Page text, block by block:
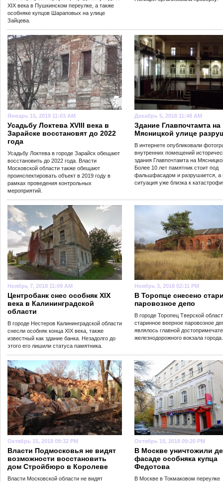
XIX века в Пушкинском переулке, а также
особняке купцов Шараповых на улице
Зайцева.
Январь 15, 2019 11:03 AM
Усадьбу Локтева XVIII века в
Зарайске восстановят до 2022
года
Усадьбу Локтева в городе Зарайск обещают
восстановить до 2022 года. Власти
Московской области также обещают
проинспектировать объект в 2019 году в
рамках проведения контрольных
мероприятий.
Декабрь 5, 2018 11:48 AM
Здание Главпочтамта на
Мясницкой улице
В интернете опубликовали
внутренних помещений
здания Главпочтамта на
Более 10 лет памятник стоит под
фальшфасадом и разрушается, а
ситуация уже близка к
Ноябрь 7, 2018 11:09 AM
Центробанк снес особняк XIX
века в Калининградской
области
В городе Нестеров Калининградской области
снесли особняк конца XIX века, также
известный как здание банка. Незадолго до
этого его лишили статуса памятника.
Ноябрь 3, 2018 02:11 PM
В Торопце снесено
паровозное депо
В городе Торопец Тверской
старинное веерное паровозное
являлось главной
железнодорожного вокзала города.
Октябрь 15, 2018 09:32 PM
Власти Подмосковья не видят
возможности восстановить
дом Стройбюро в Королеве
Власти Московской области не видят
Октябрь 10, 2018 09:20 PM
В Москве уничтожили
фасаде особняка купца
Федотова
В Москве в Токмаковом переулке